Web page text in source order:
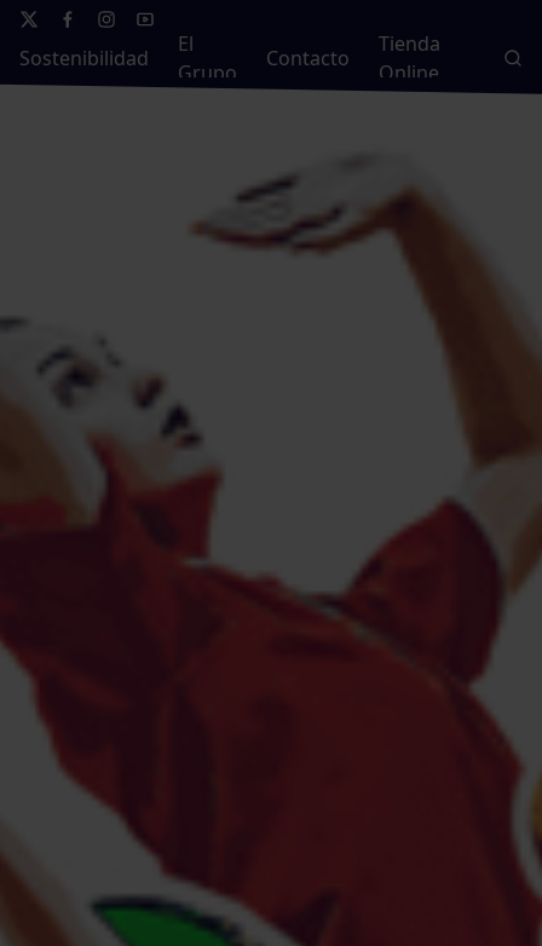
Sostenibilidad
El
Grupo
Contacto
Tienda
Online